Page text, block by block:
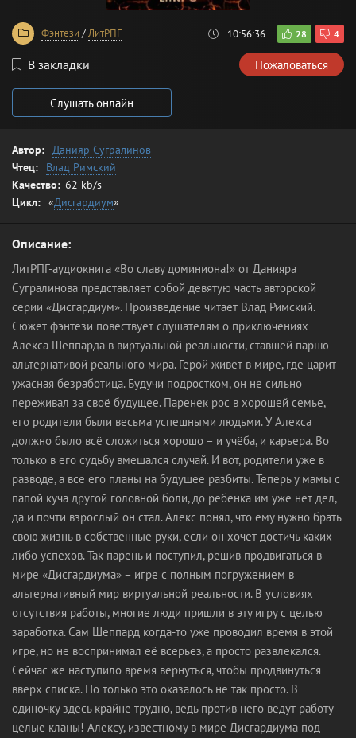
Фэнтези /ЛитРПГ 10:56:36 28 4
В закладки Пожаловаться
Слушать онлайн
Автор: Данияр Сугралинов
Чтец:
Влад Римский
Качество: 62 kb/s
Цикл: «Дисгардиум»
Описание:
ЛитРПГ-аудиокнига «Во славу доминиона!» от Данияра
Сугралинова представляет собой девятую часть авторской
серии «Дисгардиум». Произведение читает Влад Римский.
Сюжет фэнтези повествует слушателям о приключениях
Алекса Шеппарда в виртуальной реальности, ставшей парню
альтернативой реального мира. Герой живет в мире, где царит
ужасная безработица. Будучи подростком, он не сильно
переживал за своё будущее. Паренек рос в хорошей семье,
его родители были весьма успешными людьми. У Алекса
должно было всё сложиться хорошо – и учёба, и карьера. Во
только в его судьбу вмешался случай. И вот, родители уже в
разводе, а все его планы на будущее разбиты. Теперь у мамы с
папой куча другой головной боли, до ребенка им уже нет дел,
да и почти взрослый он стал. Алекс понял, что ему нужно брать
свою жизнь в собственные руки, если он хочет достичь каких-
либо успехов. Так парень и поступил, решив продвигаться в
мире «Дисгардиума» – игре с полным погружением в
альтернативный мир виртуальной реальности. В условиях
отсутствия работы, многие люди пришли в эту игру с целью
заработка. Сам Шеппард когда-то уже проводил время в этой
игре, но не воспринимал её всерьез, а просто развлекался.
Сейчас же наступило время вернуться, чтобы продвинуться
вверх списка. Но только это оказалось не так просто. В
одиночку здесь крайне трудно, ведь против него ведут работу
целые кланы! Алексу, известному в мире Дисгардиума под